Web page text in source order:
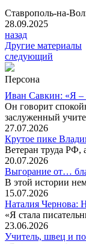
Ставрополь-на-
28.09.2025
назад
Другие материалы
следующий
Персона
Иван Савкин: «Я –
Он говорит
заслуженный
27.07.2026
Крутое пике
Ветеран труда РФ,
20.07.2026
Выгорание от…
В этой истории
15.07.2026
Наталия Чернова:
«Я стала
23.06.2026
Учитель, швец и